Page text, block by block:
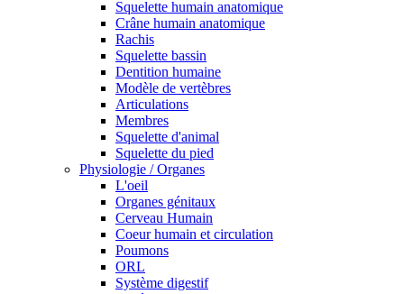
Squelette humain anatomique
Crâne humain anatomique
Rachis
Squelette bassin
Dentition humaine
Modèle de vertèbres
Articulations
Membres
Squelette d'animal
Squelette du pied
Physiologie / Organes
L'oeil
Organes génitaux
Cerveau Humain
Coeur humain et circulation
Poumons
ORL
Système digestif